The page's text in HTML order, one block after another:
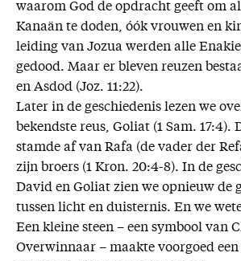
waarom God de opdracht geeft om
Kanaän te doden, óók vrouwen en
leiding van Jozua werden alle
gedood. Maar er bleven reuzen
en Asdod (Joz. 11:22).
Later in de geschiedenis lezen we
bekendste reus, Goliat (1 Sam. 17:4).
stamde af van Rafa (de vader der
zijn broers (1 Kron. 20:4-8). In de
David en Goliat zien we opnieuw de
tussen licht en duisternis. En we
Een kleine steen – een symbool van
Overwinnaar – maakte voorgoed